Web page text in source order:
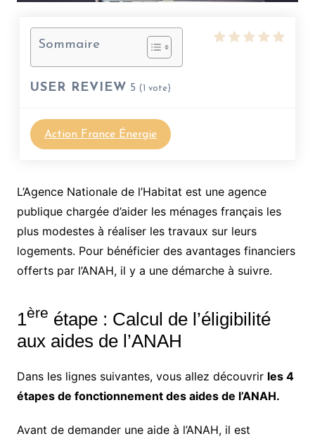
Sommaire
USER REVIEW 5 ( 1 vote)
Action France Énergie
L’Agence Nationale de l’Habitat est une agence
publique chargée d’aider les ménages français les
plus modestes à réaliser les travaux sur leurs
logements. Pour bénéficier des avantages financiers
offerts par l’ANAH, il y a une démarche à suivre.
1ère étape : Calcul de l’éligibilité
aux aides de l’ANAH
Dans les lignes suivantes, vous allez découvrir les 4
étapes de fonctionnement des aides de l’ANAH.
Avant de demander une aide à l’ANAH, il est